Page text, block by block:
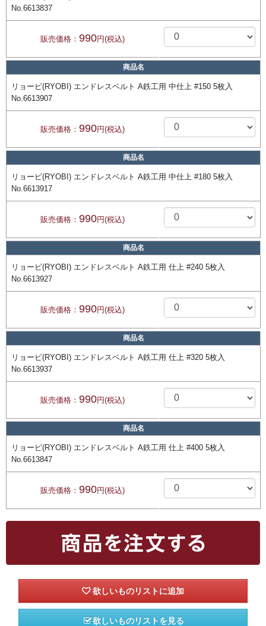
No.6613837
販売価格： 990円(税込)
商品名
リョービ(RYOBI) エンドレスベルト A鉄工用 中仕上 #150 5枚入
No.6613907
販売価格： 990円(税込)
商品名
リョービ(RYOBI) エンドレスベルト A鉄工用 中仕上 #180 5枚入
No.6613917
販売価格： 990円(税込)
商品名
リョービ(RYOBI) エンドレスベルト A鉄工用 仕上 #240 5枚入
No.6613927
販売価格： 990円(税込)
商品名
リョービ(RYOBI) エンドレスベルト A鉄工用 仕上 #320 5枚入
No.6613937
販売価格： 990円(税込)
商品名
リョービ(RYOBI) エンドレスベルト A鉄工用 仕上 #400 5枚入
No.6613847
販売価格： 990円(税込)
欲しいものリストを見る